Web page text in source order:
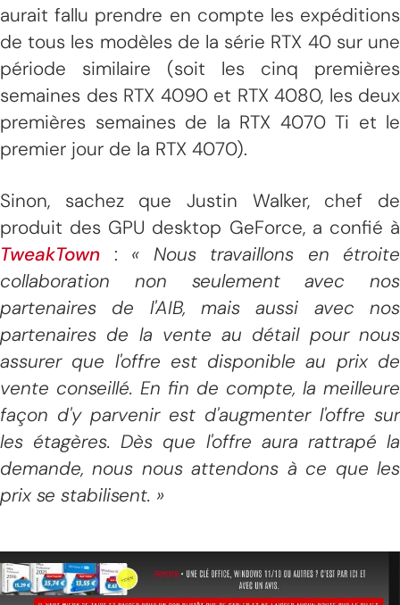
aurait fallu prendre en compte les expéditions
de tous les modèles de la série RTX 40 sur une
période similaire (soit les cinq premières
semaines des RTX 4090 et RTX 4080, les deux
premières semaines de la RTX 4070 Ti et le
premier jour de la RTX 4070).
Sinon, sachez que Justin Walker, chef de
produit des GPU desktop GeForce, a confié à
TweakTown : « Nous travaillons en étroite
collaboration non seulement avec nos
partenaires de l'AIB, mais aussi avec nos
partenaires de la vente au détail pour nous
assurer que l'offre est disponible au prix de
vente conseillé. En fin de compte, la meilleure
façon d'y parvenir est d'augmenter l'offre sur
les étagères. Dès que l'offre aura rattrapé la
demande, nous nous attendons à ce que les
prix se stabilisent. »